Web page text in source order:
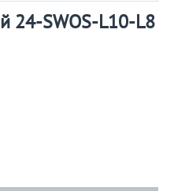
24-SWOS-L10-L8